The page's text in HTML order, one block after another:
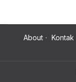
About Kontak